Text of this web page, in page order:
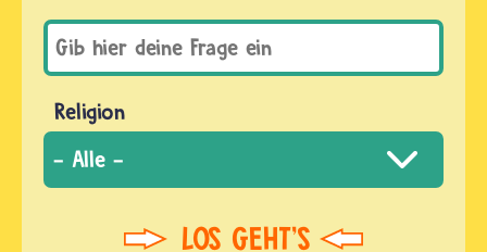
Religion